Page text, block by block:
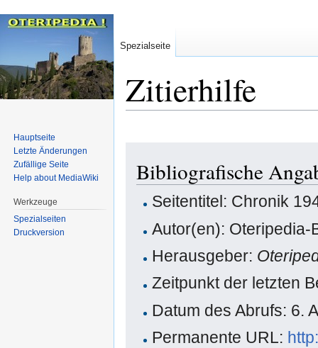
Zitierhilfe
Navigation
springen
Suche
springen
Bibliografische
Seitentitel: Chronik
Autor(en): Oteripedia-
Herausgeber:
Zeitpunkt der letzten
Datum des Abrufs: 6.
Permanente URL:
Spezialseite
Hauptseite
Letzte Änderungen
Zufällige Seite
Help about MediaWiki
Werkzeuge
Spezialseiten
Druckversion